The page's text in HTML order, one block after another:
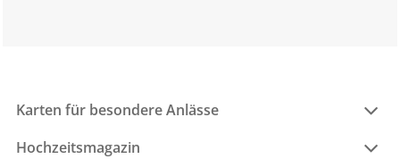
Karten für besondere Anlässe
Hochzeitsmagazin